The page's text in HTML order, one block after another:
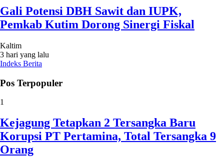
Gali Potensi DBH Sawit dan IUPK,
Pemkab Kutim Dorong Sinergi Fiskal
Kaltim
3 hari yang lalu
Indeks Berita
Pos Terpopuler
1
Kejagung Tetapkan 2 Tersangka Baru
Korupsi PT Pertamina, Total Tersangka 9
Orang